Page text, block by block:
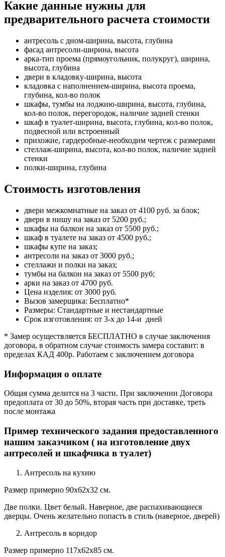
Какие данные нужны для
предварительного расчета стоимости
антресоль с дном-ширина, высота, глубина
фасад антресоли-ширина, высота
арка-тип проема (прямоугольник, полукруг), ширина,
высота, глубина
двери в кладовку-ширина, высота
кладовка с наполнением-ширина, высота проема,
глубина, кол-во полок
шкафы, тумбы на лоджию-ширина, высота, глубина,
кол-во полок, перегородок, наличие задней стенки
шкаф в туалет-ширина, высота, глубина, кол-во полок,
подвесной или встроенный
прихожие, гардеробные-необходим чертеж с размерами
стеллаж-ширина, высота, кол-во полок, наличие задней
стенки
полки-ширина, глубина
Стоимость изготовления
двери межкомнатные на заказ от 4100 руб. за блок;
двери в нишу на заказ от 5200 руб.;
шкафы на балкон на заказ от 5500 руб.;
шкаф в туалете на заказ от 4500 руб.;
шкафы купе на заказ;
антресоли на заказ от 3000 руб.;
стеллажи и полки на заказ;
тумбы на балкон на заказ от 5500 руб;
арки на заказ от 4700 руб.
Цена изделия: от 3000 руб.
Вызов замерщика: Бесплатно*
Размеры: Стандартные и нестандартные
Срок изготовления: от 3-х до 14-и дней
* Замер осуществляется БЕСПЛАТНО в случае заключения
договора, в обратном случае стоимость замера составит: в
пределах КАД 400р. Работаем с заключением договора
Информация о оплате
Общая сумма делится на 3 части. При заключении Договора
предоплата от 30 до 50%, вторая часть при доставке, треть
после монтажа
Пример технического задания предоставленного
нашим заказчиком ( на изготовление двух
антресолей и шкафчика в туалет)
Антресоль на кухню
Размер примерно 90х62х32 см.
Две полки. Цвет белый. Наверное, две распахивающиеся
дверцы. Очень желательно попасть в стиль (наверное, дверей)
Антресоль в коридор
Размер примерно 117х62х85 см.